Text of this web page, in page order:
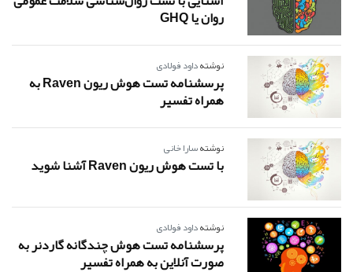
روان یا GHQ
نوشتهداود فولادی
پرسشنامه تست هوش ریون Raven به
همراه تفسیر
نوشتهسارا خانی
با تست هوش ریون Raven آشنا شوید
نوشتهداود فولادی
پرسشنامه تست هوش چندگانه گاردنر به
صورت آنلاین به همراه تفسیر